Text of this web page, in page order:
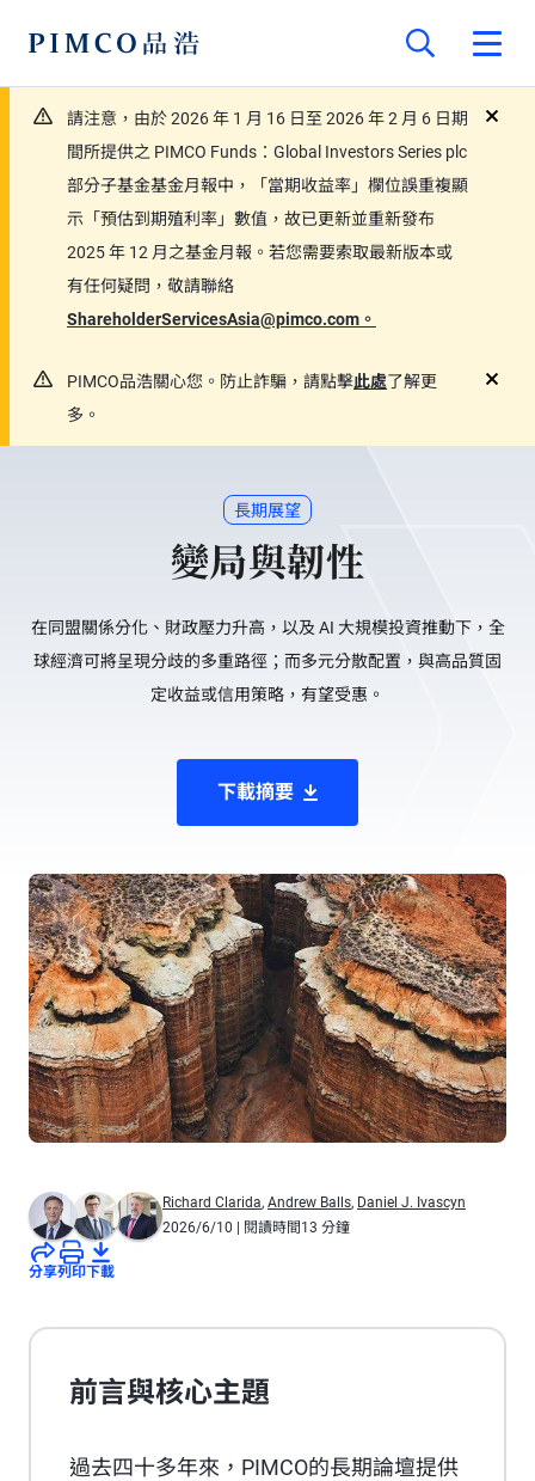
請注意，由於 2026 年 1 月 16 日至 2026 年 2 月 6 日期
間所提供之 PIMCO Funds：Global Investors Series plc
部分子基金基金月報中，「當期收益率」欄位誤重複顯
示「預估到期殖利率」數值，故已更新並重新發布
2025 年 12 月之基金月報。若您需要索取最新版本或
有任何疑問，敬請聯絡
ShareholderServicesAsia@pimco.com。
PIMCO品浩關心您。防止詐騙，請點擊此處了解更
多。
長期展望
變局與韌性
在同盟關係分化、財政壓力升高，以及 AI 大規模投資推動下，全
球經濟可將呈現分歧的多重路徑；而多元分散配置，與高品質固
定收益或信用策略，有望受惠。
下載摘要
Richard Clarida, Andrew Balls, Daniel J. Ivascyn
2026/6/10 | 閱讀時間13 分鐘
分享列印下載
前言與核心主題
過去四十多年來，PIMCO的長期論壇提供